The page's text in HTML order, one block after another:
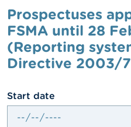
o
f
e
s
s
i
a
l
Prospectuses
FSMA until 28
(Reporting
Directive 2003/
date
Start date